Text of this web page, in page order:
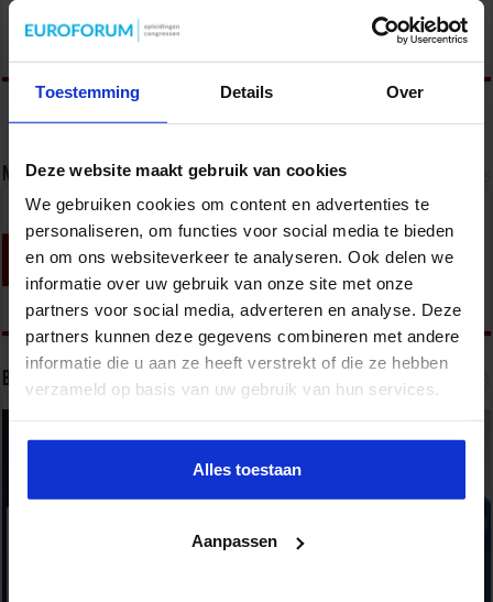
Toestemming Details Over
Deze website maakt gebruik van cookies
We gebruiken cookies om content en advertenties te
personaliseren, om functies voor social media te bieden
en om ons websiteverkeer te analyseren. Ook delen we
informatie over uw gebruik van onze site met onze
partners voor social media, adverteren en analyse. Deze
partners kunnen deze gegevens combineren met andere
informatie die u aan ze heeft verstrekt of die ze hebben
verzameld op basis van uw gebruik van hun services.
Alles toestaan
Aanpassen
Lees verder »
Nieuwsbrief
Bekijk onze opleidingen